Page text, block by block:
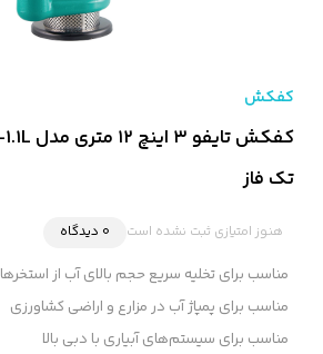
کفکش
تک فاز
هنوز امتیازی ثبت نشده است 0 دیدگاه
مناسب برای تخلیه سریع حجم بالای آب از استخرها
مناسب برای پمپاژ آب در مزارع و اراضی کشاورزی
مناسب برای سیستم‌های آبیاری با دبی بالا